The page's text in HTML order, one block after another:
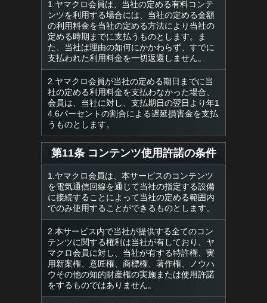
1.ヤマクロ会員は、当社の定める有料コンテ
ンツを利用する場合には、当社の定める金額
の利用料金を当社の定める方法により当社の
定める時期までに支払うものとします。ま
た、当社は理由の如何にかかわらず、すでに
支払われた利用料金を一切返還しません。
2.ヤマクロ会員が当社の定める期日までに当
社の定める利用料金を支払わなかった場合、
会員は、当社に対し、支払期日の翌日より年1
4.6パーセントの割合による遅延損害金を支払
うものとします。
第11条 コンテンツ使用許諾の条件
1.ヤマクロ会員は、本サービスのコンテンツ
を電気通信回線を通じて当社の指定する設備
に接続することによって当社の定める範囲内
でのみ使用することができるものとします。
2.本サービス内で当社が提供する全てのコン
テンツに関する権利は当社が有しており、ヤ
マクロ会員に対し、当社が有する特許権、実
用新案権、意匠権、商標権、著作権、ノウハ
ウその他の知的財産権の実施または使用許諾
をするものではありません。